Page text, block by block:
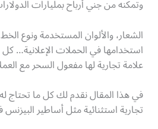
وتمكنه من جني أرباح بمليارات
الشعار، والألوان المستخدمة ونوع
استخدامها في الحملات الإعلانية…
علامة تجارية لها مفعول السحر مع
في هذا المقال نقدم لك كل ما تحتاج
تجارية استثنائية مثل أساطير البيزنس